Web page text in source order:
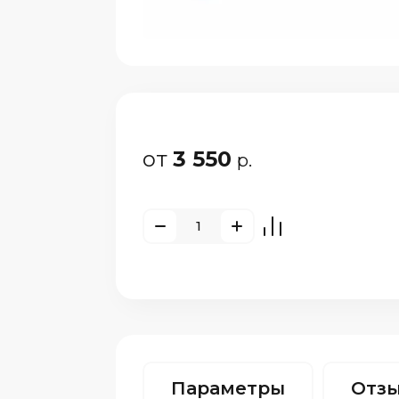
от 3 550 р.
Параметры